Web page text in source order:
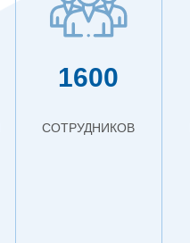
1600
СОТРУДНИКОВ